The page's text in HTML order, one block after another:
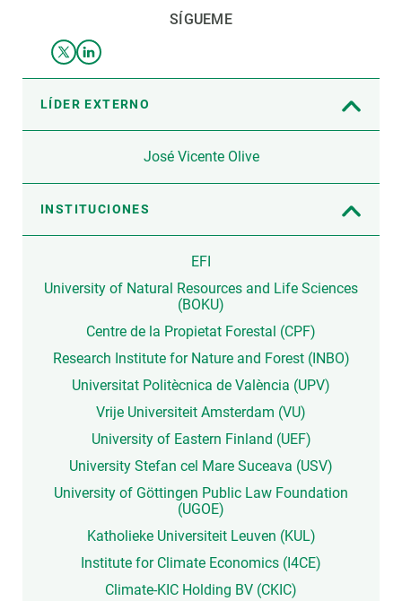
SÍGUEME
LÍDER EXTERNO
José Vicente Olive
INSTITUCIONES
EFI
University of Natural Resources and Life Sciences
(BOKU)
Centre de la Propietat Forestal (CPF)
Research Institute for Nature and Forest (INBO)
Universitat Politècnica de València (UPV)
Vrije Universiteit Amsterdam (VU)
University of Eastern Finland (UEF)
University Stefan cel Mare Suceava (USV)
University of Göttingen Public Law Foundation
(UGOE)
Katholieke Universiteit Leuven (KUL)
Institute for Climate Economics (I4CE)
Climate-KIC Holding BV (CKIC)